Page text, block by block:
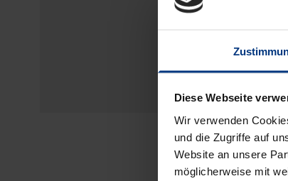
Diese Webseite
Wir verwenden
und die Zugriffe auf
Website an unsere
möglicherweise mit